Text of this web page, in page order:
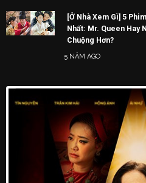
[Ở Nhà Xem Gì] 5
Nhất: Mr. Queen Hay
Chuộng Hơn?
5 NĂM AGO